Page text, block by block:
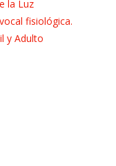
la Luz
fisiológica.
y Adulto